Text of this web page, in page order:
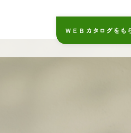
ＷＥＢカタログをも
視しています。詳細につい